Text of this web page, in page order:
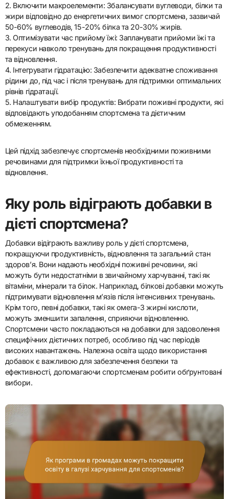
2. Включити макроелементи: Збалансувати вуглеводи, білки та
жири відповідно до енергетичних вимог спортсмена, зазвичай
50-60% вуглеводів, 15-20% білка та 20-30% жирів.
3. Оптимізувати час прийому їжі: Запланувати прийоми їжі та
перекуси навколо тренувань для покращення продуктивності
та відновлення.
4. Інтегрувати гідратацію: Забезпечити адекватне споживання
рідини до, під час і після тренувань для підтримки оптимальних
рівнів гідратації.
5. Налаштувати вибір продуктів: Вибрати поживні продукти, які
відповідають уподобанням спортсмена та дієтичним
обмеженням.
Цей підхід забезпечує спортсменів необхідними поживними
речовинами для підтримки їхньої продуктивності та
відновлення.
Яку роль відіграють добавки в
дієті спортсмена?
Добавки відіграють важливу роль у дієті спортсмена,
покращуючи продуктивність, відновлення та загальний стан
здоров’я. Вони надають необхідні поживні речовини, які
можуть бути недостатніми в звичайному харчуванні, такі як
вітаміни, мінерали та білок. Наприклад, білкові добавки можуть
підтримувати відновлення м’язів після інтенсивних тренувань.
Крім того, певні добавки, такі як омега-3 жирні кислоти,
можуть зменшити запалення, сприяючи відновленню.
Спортсмени часто покладаються на добавки для задоволення
специфічних дієтичних потреб, особливо під час періодів
високих навантажень. Належна освіта щодо використання
добавок є важливою для забезпечення безпеки та
ефективності, допомагаючи спортсменам робити обґрунтовані
вибори.